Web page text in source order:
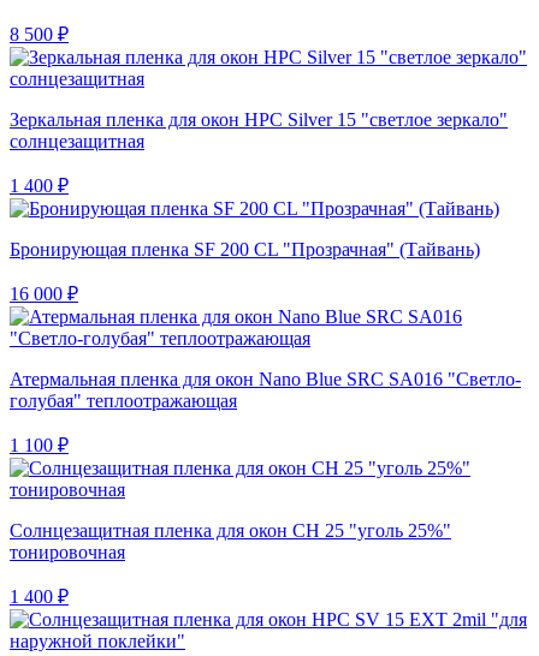
8 500 ₽
Зеркальная пленка для окон HPC Silver 15 "светлое зеркало"
солнцезащитная
1 400 ₽
Бронирующая пленка SF 200 CL "Прозрачная" (Тайвань)
16 000 ₽
Атермальная пленка для окон Nano Blue SRC SA016 "Светло-
голубая" теплоотражающая
1 100 ₽
Солнцезащитная пленка для окон CH 25 "уголь 25%"
тонировочная
1 400 ₽